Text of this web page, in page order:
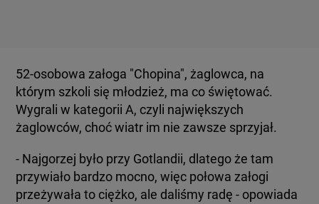
52-osobowa załoga "Chopina", żaglowca, na
którym szkoli się młodzież, ma co świętować.
Wygrali w kategorii A, czyli największych
żaglowców, choć wiatr im nie zawsze sprzyjał.
- Najgorzej było przy Gotlandii, dlatego że tam
przywiało bardzo mocno, więc połowa załogi
przeżywała to ciężko, ale daliśmy radę - opowiada